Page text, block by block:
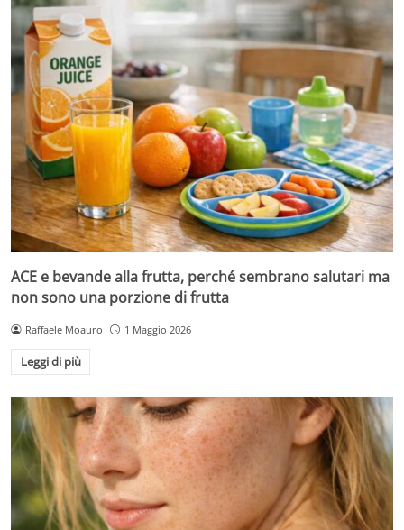
ACE e bevande alla frutta, perché sembrano salutari ma
non sono una porzione di frutta
Raffaele Moauro 1 Maggio 2026
Leggi di più